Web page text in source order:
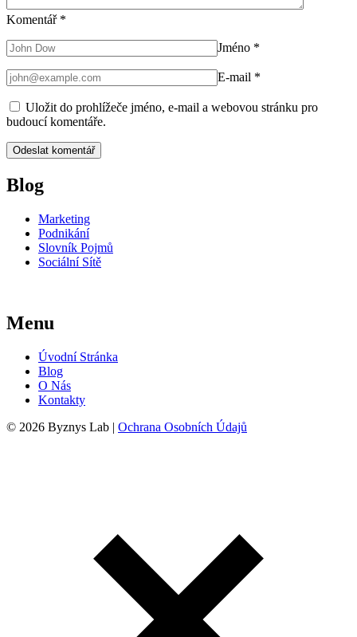
Komentář *
Jméno *
E-mail *
Uložit do prohlížeče jméno, e-mail a webovou stránku pro
budoucí komentáře.
Blog
Marketing
Podnikání
Slovník Pojmů
Sociální Sítě
Menu
Úvodní Stránka
Blog
O Nás
Kontakty
© 2026 Byznys Lab | Ochrana Osobních Údajů